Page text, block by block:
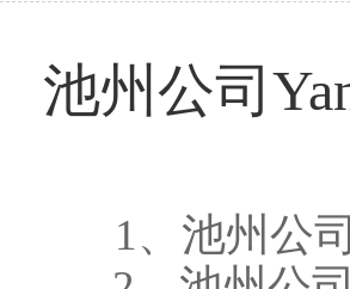
池州公司
1、池州公